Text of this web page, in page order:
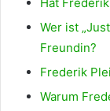
Wer ist
Freundin?
Frederik
Warum